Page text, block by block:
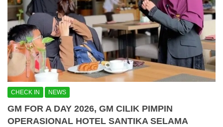
CHECK IN NEWS
GM FOR A DAY 2026, GM CILIK PIMPIN
OPERASIONAL HOTEL SANTIKA SELAMA